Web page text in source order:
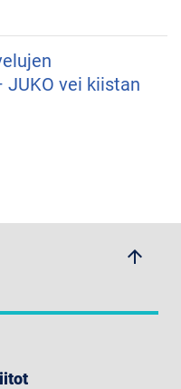
vei kiistan
arrow_upwards